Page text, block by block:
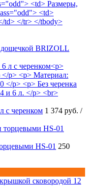
дощечкой BRIZOLL
с черенком 1 374 руб. /
HS-01 250